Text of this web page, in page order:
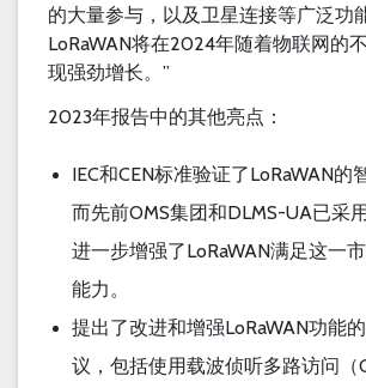
的大量参与，以及卫星连接等广泛功
LoRaWAN将在2024年随着物联网的
现强劲增长。 ”
2023年报告中的其他亮点：
IEC和CEN标准验证了LoRaWAN的
而先前OMS集团和DLMS-UA已采
进一步增强了LoRaWAN满足这一
能力。
提出了改进和增强LoRaWAN功能
议，包括使用载波侦听多路访问（